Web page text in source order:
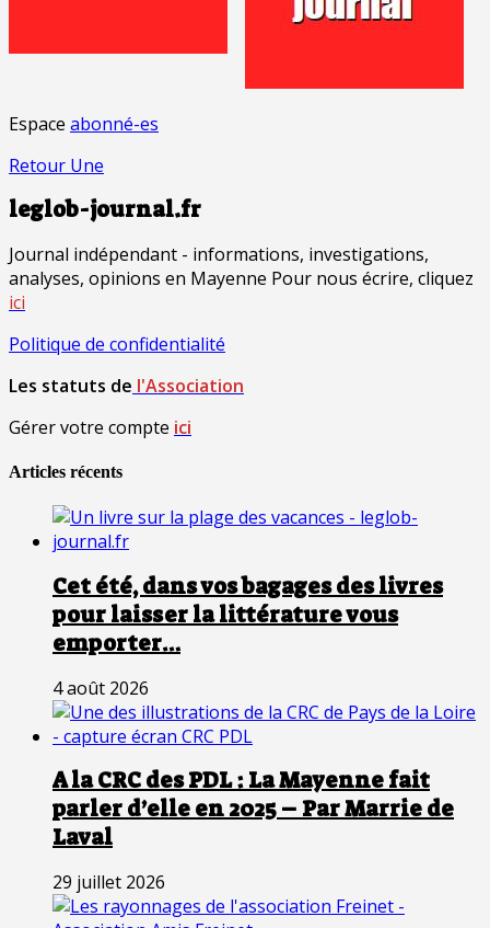
Espace abonné-es
Retour Une
leglob-journal.fr
Journal indépendant - informations, investigations,
analyses, opinions en Mayenne Pour nous écrire, cliquez
ici
Politique de confidentialité
Les statuts de l'Association
Gérer votre compte ici
Articles récents
Cet été, dans vos bagages des livres
pour laisser la littérature vous
emporter…
4 août 2026
A la CRC des PDL : La Mayenne fait
parler d’elle en 2025 – Par Marrie de
Laval
29 juillet 2026